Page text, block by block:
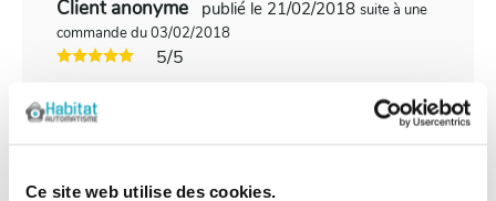
Ce site web utilise des cookies.
Client anonyme publié le 21/02/2018 suite à une
commande du 03/02/2018
5/5
du adapter.